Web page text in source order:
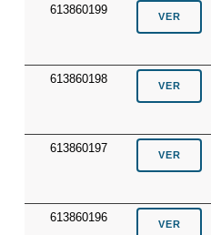
613860199
613860198
613860197
613860196